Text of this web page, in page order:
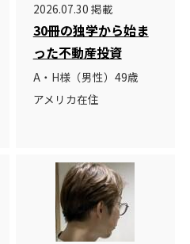
2026.07.30 掲載
30冊の独学から始ま
った不動産投資
A・H様（男性）49歳
アメリカ在住